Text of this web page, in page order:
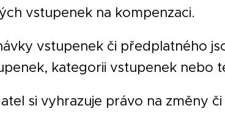
vstupenek na kompenzaci.
vstupenek či předplatného
kategorii vstupenek nebo
si vyhrazuje právo na změny